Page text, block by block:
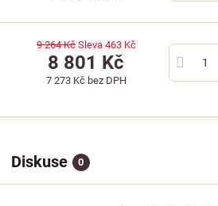
9 264 Kč Sleva 463 Kč
8 801 Kč
7 273 Kč bez DPH
Diskuse 0